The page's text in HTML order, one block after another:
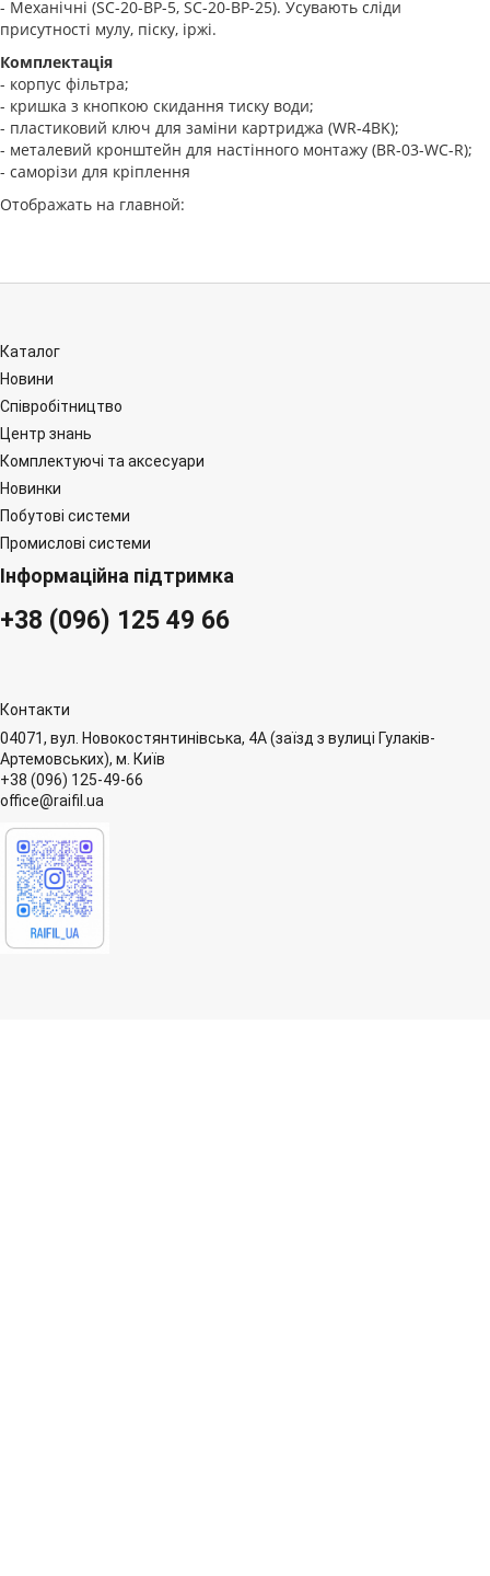
- Механічні (SC-20-BP-5, SC-20-BP-25). Усувають сліди
присутності мулу, піску, іржі.
Комплектація
- корпус фільтра;
- кришка з кнопкою скидання тиску води;
- пластиковий ключ для заміни картриджа (WR-4BK);
- металевий кронштейн для настінного монтажу (BR-03-WC-R);
- саморізи для кріплення
Отображать на главной:
Каталог
Новини
Співробітництво
Центр знань
Комплектуючі та аксесуари
Новинки
Побутові системи
Промислові системи
Інформаційна підтримка
+38 (096) 125 49 66
Контакти
04071, вул. Новокостянтинівська, 4А (заїзд з вулиці Гулаків-
Артемовських), м. Київ
+38 (096) 125-49-66
office@raifil.ua